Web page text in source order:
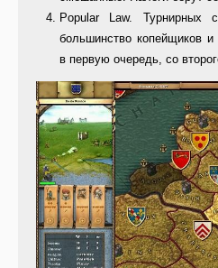
Popular Law. Турнирных
большинство ко­пейщиков и
в первую очередь, со